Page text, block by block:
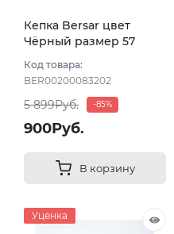
Кепка Bersar цвет
Чёрный размер 57
Код товара:
BER00200083202
5 899Руб. -85%
900Руб.
В корзину
Уценка